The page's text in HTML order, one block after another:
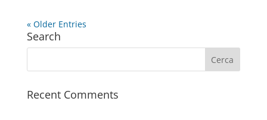
« Older Entries
Search
Recent Comments